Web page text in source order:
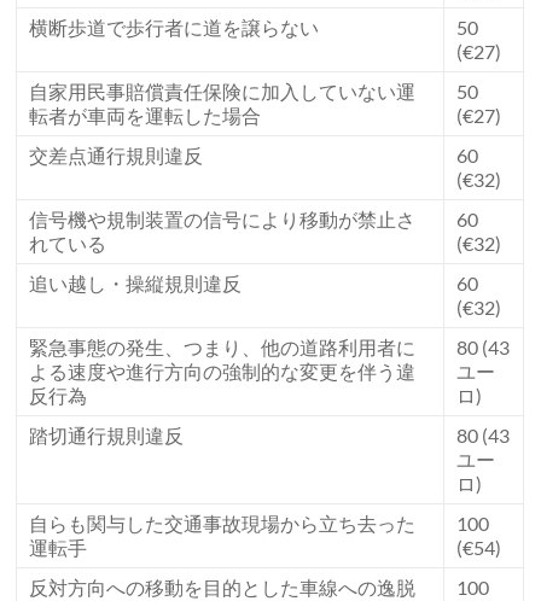
横断歩道で歩行者に道を譲らない
50
(€27)
自家用民事賠償責任保険に加入していない運
転者が車両を運転した場合
50
(€27)
交差点通行規則違反
60
(€32)
信号機や規制装置の信号により移動が禁止さ
れている
60
(€32)
追い越し・操縦規則違反
60
(€32)
緊急事態の発生、つまり、他の道路利用者に
よる速度や進行方向の強制的な変更を伴う違
反行為
80 (43
ユー
ロ)
踏切通行規則違反
80 (43
ユー
ロ)
自らも関与した交通事故現場から立ち去った
運転手
100
(€54)
反対方向への移動を目的とした車線への逸脱
100